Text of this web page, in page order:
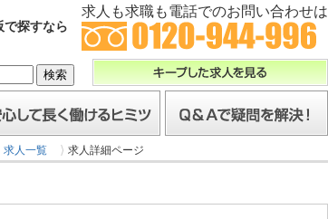
で探すなら
求人も求職も電話でのお問い合わせは
キープした求人を見る
て長く働けるヒミツ
求人一覧 求人詳細ページ